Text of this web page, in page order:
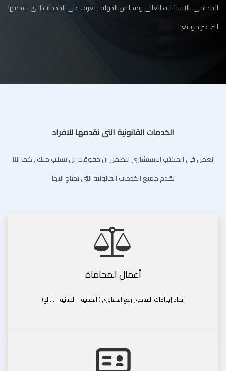
المحامي بالإستئناف العالى ومجلس الدولة , تعرف على الخدمات التى نقدمها
لك عبر موقعنا
الخدمات القانونية التى نقدمها للافراد
نعمل فى المكتب الاستشاري لنضمن ان حقوقك لن تسلب منك , كما اننا
نقدم جميع الخدمات القانونية التى تحتاج اليها
أعمال المحاماة
إتخاذ إجراءات التقاضى رفع الدعاوى ( المدنية - الجنائية - ...الخ)